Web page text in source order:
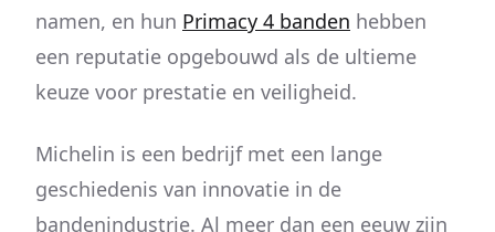
namen, en hun Primacy 4 banden hebben
een reputatie opgebouwd als de ultieme
keuze voor prestatie en veiligheid.
Michelin is een bedrijf met een lange
geschiedenis van innovatie in de
bandenindustrie. Al meer dan een eeuw zijn